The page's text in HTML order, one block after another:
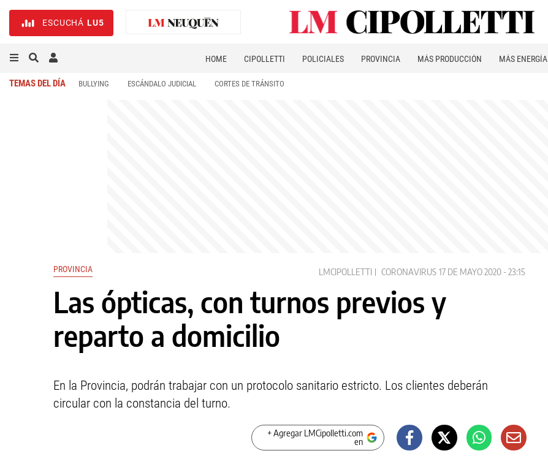
ESCUCHÁ LU5
HOME CIPOLLETTI POLICIALES PROVINCIA MÁS PRODUCCIÓN MÁS ENERGÍA
TEMAS DEL DÍA BULLYING ESCÁNDALO JUDICIAL CORTES DE TRÁNSITO
PROVINCIA LMCIPOLLETTI CORONAVIRUS 17 DE MAYO 2020 - 23:15
Las ópticas, con turnos previos y
reparto a domicilio
En la Provincia, podrán trabajar con un protocolo sanitario estricto. Los clientes deberán
circular con la constancia del turno.
+ Agregar LMCipolletti.com
en